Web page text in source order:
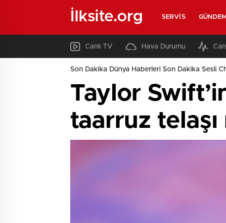
İlksite.org SERVIS GÜNDEM
Canlı TV Hava Durumu
Son Dakika Dünya Haberleri Son Dakika Sesli
Taylor
taarruz